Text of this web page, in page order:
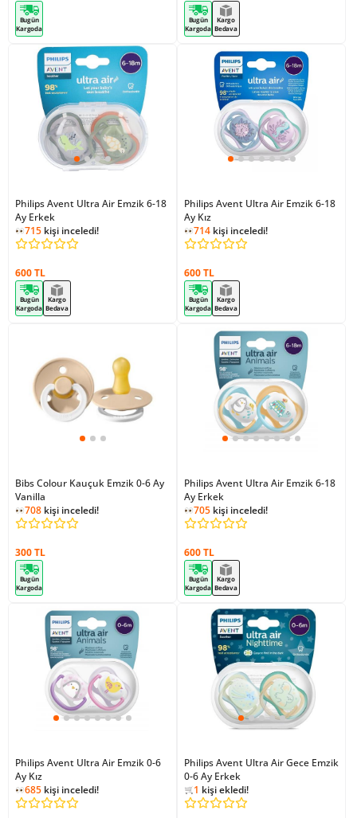
Bugün
Kargoda
Bugün
Kargoda
Kargo
Bedava
Philips Avent Ultra Air Emzik 6-18
Ay Erkek
715 kişi inceledi!
600 TL
Bugün
Kargoda
Kargo
Bedava
Philips Avent Ultra Air Emzik 6-18
Ay Kız
714 kişi inceledi!
600 TL
Bugün
Kargoda
Kargo
Bedava
Bibs Colour Kauçuk Emzik 0-6 Ay
Vanilla
708 kişi inceledi!
300 TL
Bugün
Kargoda
Philips Avent Ultra Air Emzik 6-18
Ay Erkek
705 kişi inceledi!
600 TL
Bugün
Kargoda
Kargo
Bedava
Philips Avent Ultra Air Emzik 0-6
Ay Kız
685 kişi inceledi!
Philips Avent Ultra Air Gece Emzik
0-6 Ay Erkek
662kişi inceledi!
1 kişi ekledi!
662kişi inceledi!